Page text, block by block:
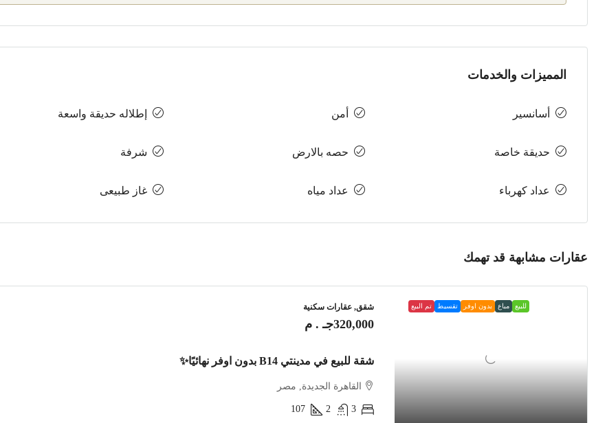
المميزات والخدمات
أسانسير أمن إطلاله حديقة واسعة
حديقة خاصة حصه بالارض شرفة
عداد كهرباء عداد مياه غاز طبيعى
عقارات مشابهة قد تهمك
للبيع مباع بدون اوفر تقسيط تم البيع شقق, عقارات سكنية
320,000جـ . م
شقة للبيع في مدينتي B14 بدون اوفر نهائيًا✨
القاهرة الجديدة, مصر
3
2
107